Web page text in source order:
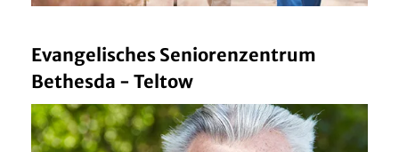
Evangelisches Seniorenzentrum
Bethesda - Teltow